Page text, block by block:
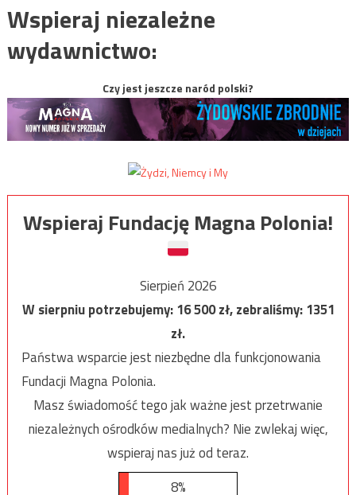
Wspieraj niezależne
wydawnictwo:
Czy jest jeszcze naród polski?
Wspieraj Fundację Magna Polonia!
Sierpień 2026
W sierpniu potrzebujemy:16 500zł, zebraliśmy:1351
zł.
Państwa wsparcie jest niezbędne dla funkcjonowania
Fundacji Magna Polonia.
Masz świadomość tego jak ważne jest przetrwanie
niezależnych ośrodków medialnych? Nie zwlekaj więc,
wspieraj nas już od teraz.
8%